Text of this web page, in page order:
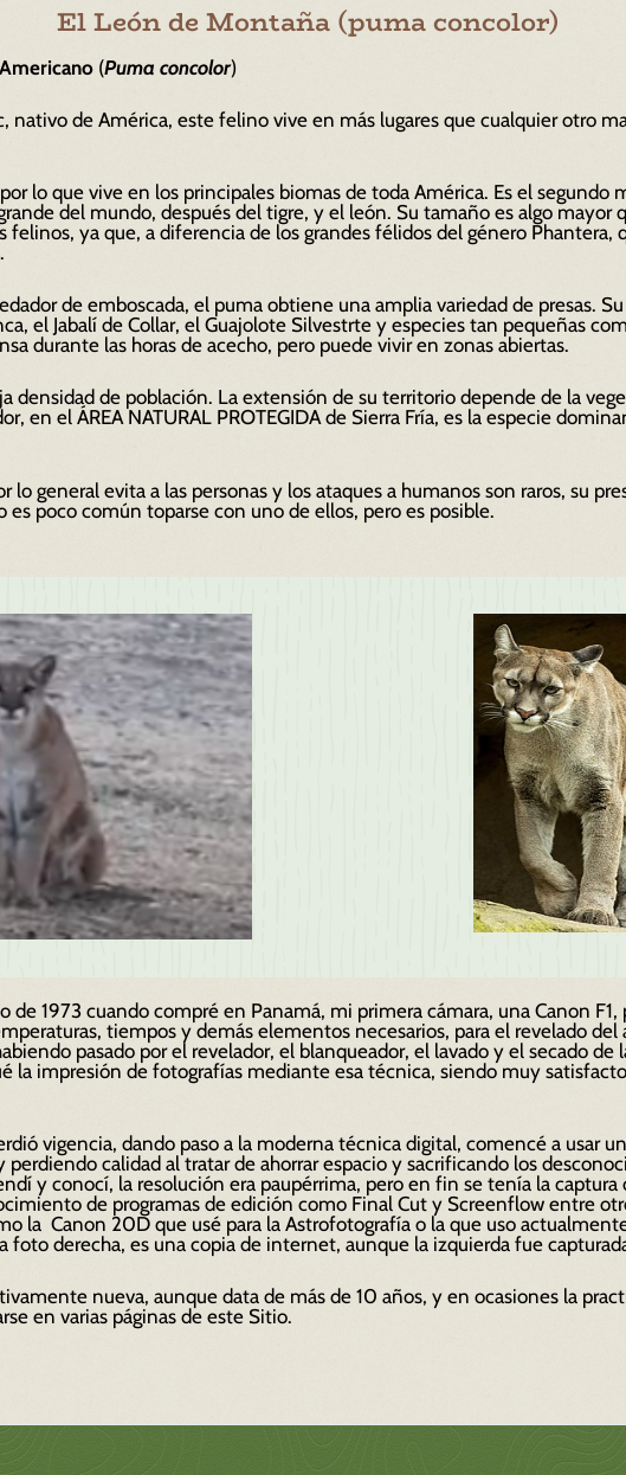
El León de Montaña (puma concolor)
(Puma concolor)
nativo de América, este felino vive en más lugares que cualquier otro
lo que vive en los principales biomas de toda América. Es el
del mundo, después del tigre, y el león. Su tamaño es algo mayor
ya que, a diferencia de los grandes félidos del género Phantera,
de emboscada, el puma obtiene una amplia variedad de presas.
el Jabalí de Collar, el Guajolote Silvestrte y especies tan pequeñas
durante las horas de acecho, pero puede vivir en zonas abiertas.
densidad de población. La extensión de su territorio depende de la
en el ÁREA NATURAL PROTEGIDA de Sierra Fría, es la especie
general evita a las personas y los ataques a humanos son raros, su
poco común toparse con uno de ellos, pero es posible.
de 1973 cuando compré en Panamá, mi primera cámara, una Canon
tiempos ydemás elementos necesarios, para el revelado
pasado por el revelador, el blanqueador, el lavado y el secado
la impresión de fotografías mediante esa técnica, siendo muy
vigencia, dando paso a la moderna técnica digital, comencé a usar
perdiendo calidad al tratar de ahorrar espacio y sacrificando los
y conocí, la resolución era paupérrima, pero en fin se tenía la
de programas de edición como Final Cut y Screenflow entre
la Canon 20D que usé para la Astrofotografía o la que uso
foto derecha, es una copia de internet, aunque la izquierda fue
nueva, aunque data de más de 10 años, y en ocasiones la
en varias páginas de este Sitio.